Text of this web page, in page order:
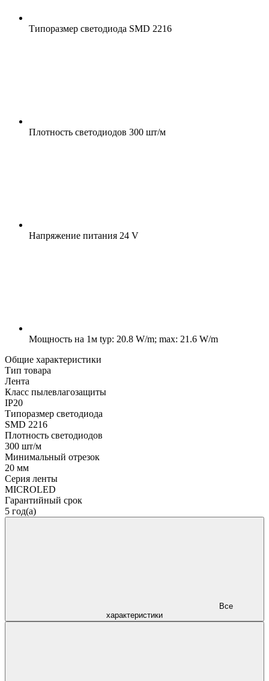
Типоразмер светодиода SMD 2216
Плотность светодиодов 300 шт/м
Напряжение питания 24 V
Мощность на 1м typ: 20.8 W/m; max: 21.6 W/m
Общие характеристики
Тип товара
Лента
Класс пылевлагозащиты
IP20
Типоразмер светодиода
SMD 2216
Плотность светодиодов
300 шт/м
Минимальный отрезок
20 мм
Серия ленты
MICROLED
Гарантийный срок
5 год(а)
характеристики